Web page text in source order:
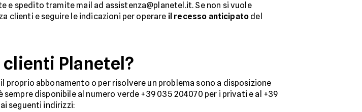
e spedito tramite mail ad assistenza@planetel.it. Se non si vuole
clienti e seguire le indicazioni per operare il recesso anticipato del
Planetel?
proprio abbonamento o per risolvere un problema sono a disposizione
sempre disponibile al numero verde +39 035 204070 per i privati e al +39
seguenti indirizzi: